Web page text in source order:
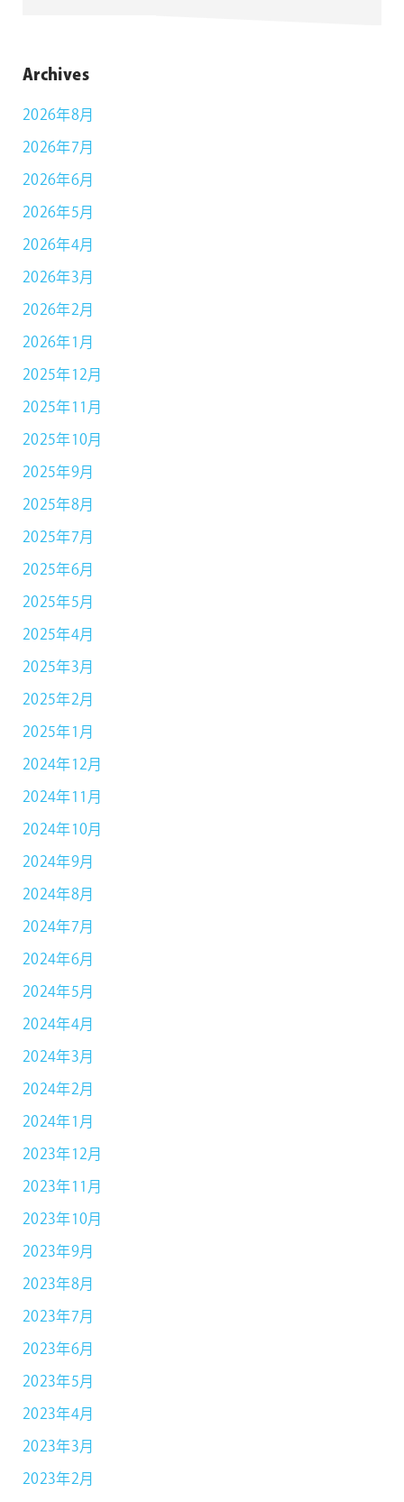
Archives
2026年8月
2026年7月
2026年6月
2026年5月
2026年4月
2026年3月
2026年2月
2026年1月
2025年12月
2025年11月
2025年10月
2025年9月
2025年8月
2025年7月
2025年6月
2025年5月
2025年4月
2025年3月
2025年2月
2025年1月
2024年12月
2024年11月
2024年10月
2024年9月
2024年8月
2024年7月
2024年6月
2024年5月
2024年4月
2024年3月
2024年2月
2024年1月
2023年12月
2023年11月
2023年10月
2023年9月
2023年8月
2023年7月
2023年6月
2023年5月
2023年4月
2023年3月
2023年2月